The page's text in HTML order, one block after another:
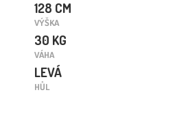
128 CM
VÝŠKA
30 KG
VÁHA
LEVÁ
HŮL